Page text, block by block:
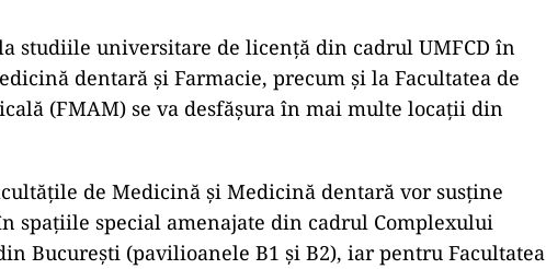
studiile universitare de licenţă din cadrul UMFCD în
dentară şi Farmacie, precum şi la Facultatea de
(FMAM) se va desfăşura în mai multe locaţii din
de Medicină şi Medicină dentară vor susţine
spaţiile special amenajate din cadrul Complexului
Bucureşti (pavilioanele B1 şi B2), iar pentru Facultatea